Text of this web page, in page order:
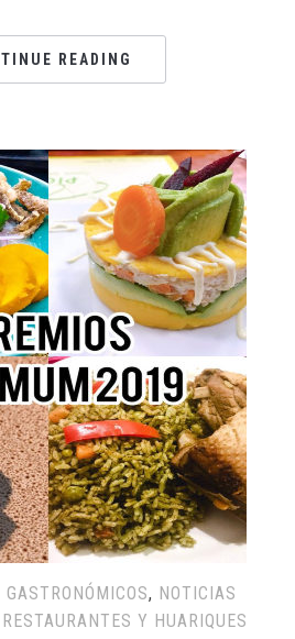
READING
GASTRONÓMICOS, NOTICIAS
RESTAURANTES Y HUARIQUES